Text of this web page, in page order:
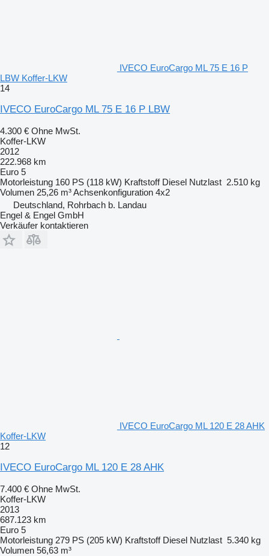
IVECO EuroCargo ML 75 E 16 P
LBW Koffer-LKW
14
IVECO EuroCargo ML 75 E 16 P LBW
4.300 € Ohne MwSt.
Koffer-LKW
2012
222.968 km
Euro 5
Motorleistung 160 PS (118 kW) Kraftstoff Diesel Nutzlast 2.510 kg
Volumen 25,26 m³Achsenkonfiguration 4x2
Deutschland, Rohrbach b. Landau
Engel & Engel GmbH
Verkäufer kontaktieren
IVECO EuroCargo ML 120 E 28 AHK
Koffer-LKW
12
IVECO EuroCargo ML 120 E 28 AHK
7.400 € Ohne MwSt.
Koffer-LKW
2013
687.123 km
Euro 5
Motorleistung 279 PS (205 kW) Kraftstoff Diesel Nutzlast 5.340 kg
Volumen 56,63 m³